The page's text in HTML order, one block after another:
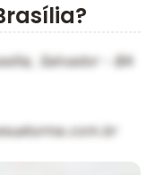
Salvador - BA